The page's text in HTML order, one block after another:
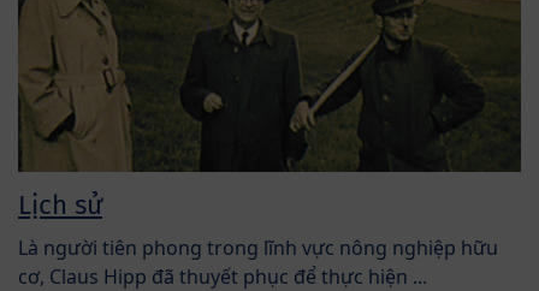
Lịch sử
Là người tiên phong trong lĩnh vực nông nghiệp hữu
cơ, Claus Hipp đã thuyết phục để thực hiện ...